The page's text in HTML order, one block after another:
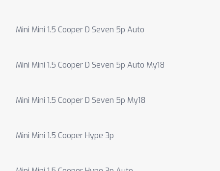
Mini Mini 1.5 Cooper D Seven 5p Auto
Mini Mini 1.5 Cooper D Seven 5p Auto My18
Mini Mini 1.5 Cooper D Seven 5p My18
Mini Mini 1.5 Cooper Hype 3p